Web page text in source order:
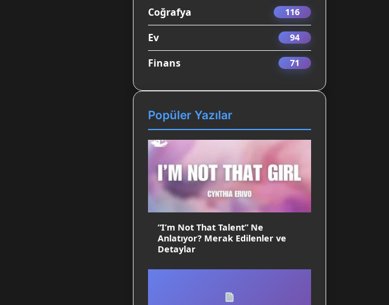
Coğrafya 116
Ev 94
Finans 71
Popüler Yazılar
“I’m Not That Talent” Ne
Anlatıyor? Merak Edilenler ve
Detaylar